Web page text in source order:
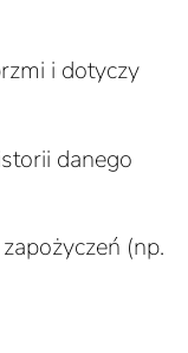
i dotyczy
danego
(np.